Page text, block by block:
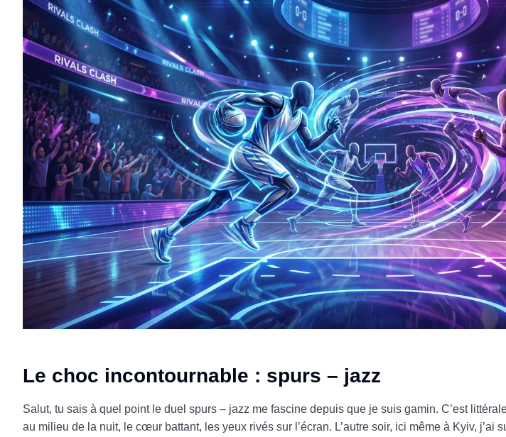
Le choc incontournable : spurs – jazz
Salut, tu sais à quel point le duel spurs – jazz me fascine depuis que je suis gamin. C’est
au milieu de la nuit, le cœur battant, les yeux rivés sur l’écran. L’autre soir, ici même à Kyiv, j’ai